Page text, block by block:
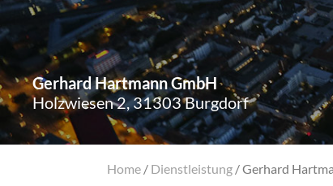
Gerhard Hartmann GmbH
Holzwiesen 2, 31303 Burgdorf
Home / Dienstleistung /Gerhard